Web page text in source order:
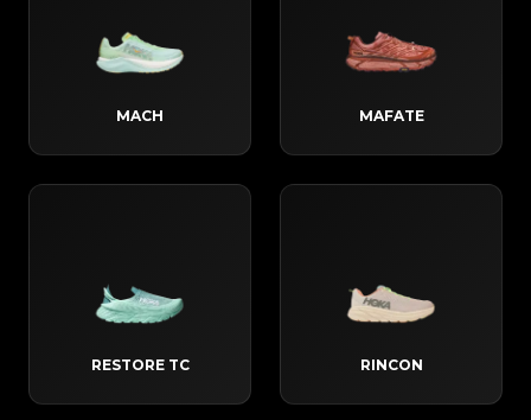
MACH MAFATE
RESTORE TC RINCON